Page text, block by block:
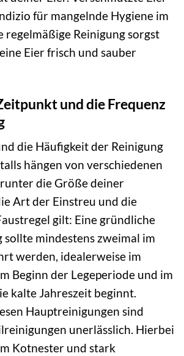
für mangelnde Hygiene im
regelmäßige Reinigung sorgst
Eier frisch und sauber
und die Frequenz
die Häufigkeit der Reinigung
hängen von verschiedenen
die Größe deiner
Art der Einstreu und die
gilt: Eine gründliche
mindestens zweimal im
werden, idealerweise im
Beginn der Legeperiode und im
kalte Jahreszeit beginnt.
Hauptreinigungen sind
unerlässlich. Hierbei
Kotnester und stark